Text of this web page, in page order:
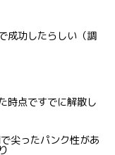
成功したらしい（調
時点ですでに解散し
尖ったパンク性があ